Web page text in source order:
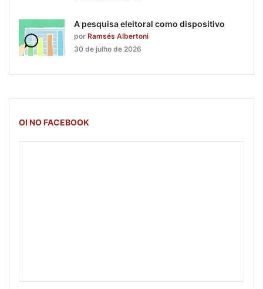
A pesquisa eleitoral como dispositivo
por Ramsés Albertoni
30 de julho de 2026
OI NO FACEBOOK